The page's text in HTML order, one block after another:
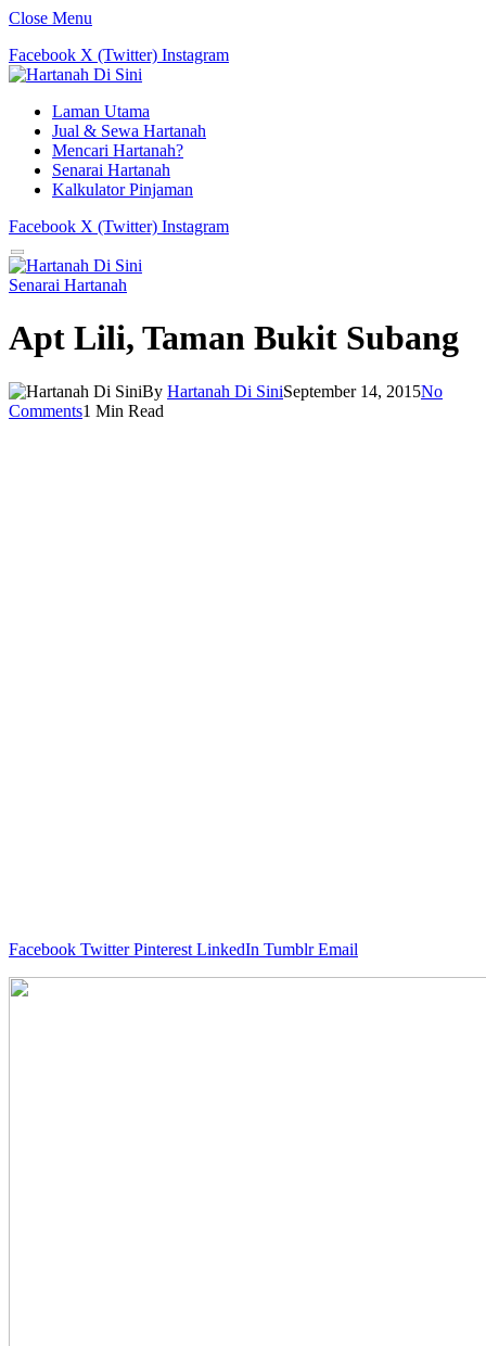
Close Menu
Facebook X (Twitter) Instagram
Laman Utama
Jual & Sewa Hartanah
Mencari Hartanah?
Senarai Hartanah
Kalkulator Pinjaman
Facebook X (Twitter) Instagram
Senarai Hartanah
Apt Lili, Taman Bukit Subang
By Hartanah Di SiniSeptember 14, 2015No
Comments1 Min Read
Facebook Twitter Pinterest LinkedIn Tumblr Email